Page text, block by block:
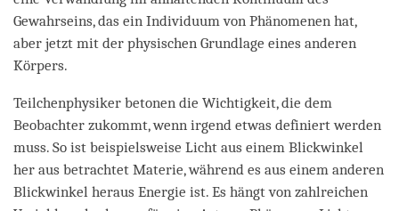
Gewahrseins, das ein Individuum von Phänomenen hat,
aber jetzt mit der physischen Grundlage eines anderen
Körpers.
Teilchenphysiker betonen die Wichtigkeit, die dem
Beobachter zukommt, wenn irgend etwas definiert werden
muss. So ist beispielsweise Licht aus einem Blickwinkel
her aus betrachtet Materie, während es aus einem anderen
Blickwinkel heraus Energie ist. Es hängt von zahlreichen